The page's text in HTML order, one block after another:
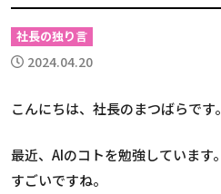
社長の独り言
2024.04.20
こんにちは、社長のまつばらです。
最近、AIのコトを勉強しています。
すごいですね。